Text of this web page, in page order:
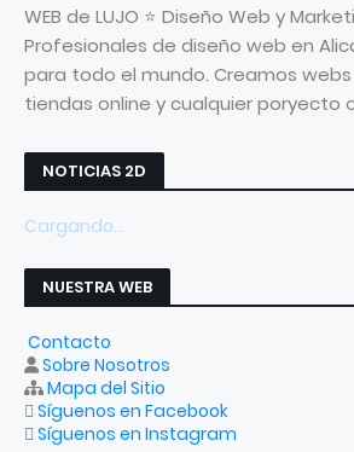
WEB de LUJO ⭐ Diseño Web y
Profesionales de diseño web en
para todo el mundo. Creamos
tiendas online y cualquier poryecto
NOTICIAS 2D
Cargando...
NUESTRA WEB
Contacto
Sobre Nosotros
Mapa del Sitio
Síguenos en Facebook
Síguenos en Instagram